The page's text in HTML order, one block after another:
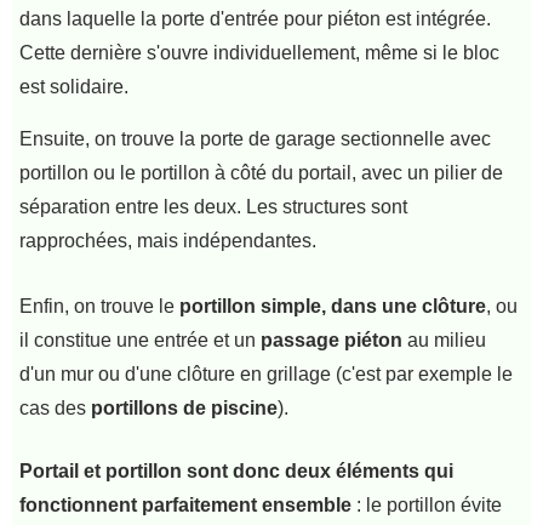
dans laquelle la porte d'entrée pour piéton est intégrée.
Cette dernière s'ouvre individuellement, même si le bloc
est solidaire.
Ensuite, on trouve la porte de garage sectionnelle avec
portillon ou le portillon à côté du portail, avec un pilier de
séparation entre les deux. Les structures sont
rapprochées, mais indépendantes.
Enfin, on trouve le portillon simple, dans une clôture, ou
il constitue une entrée et un passage piéton au milieu
d'un mur ou d'une clôture en grillage (c'est par exemple le
cas des portillons de piscine).
Portail et portillon sont donc deux éléments qui
fonctionnent parfaitement ensemble : le portillon évite